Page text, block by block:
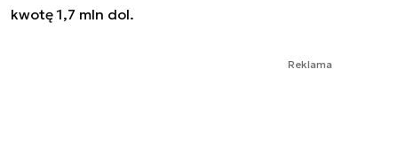
kwotę 1,7 mln dol.
Reklama